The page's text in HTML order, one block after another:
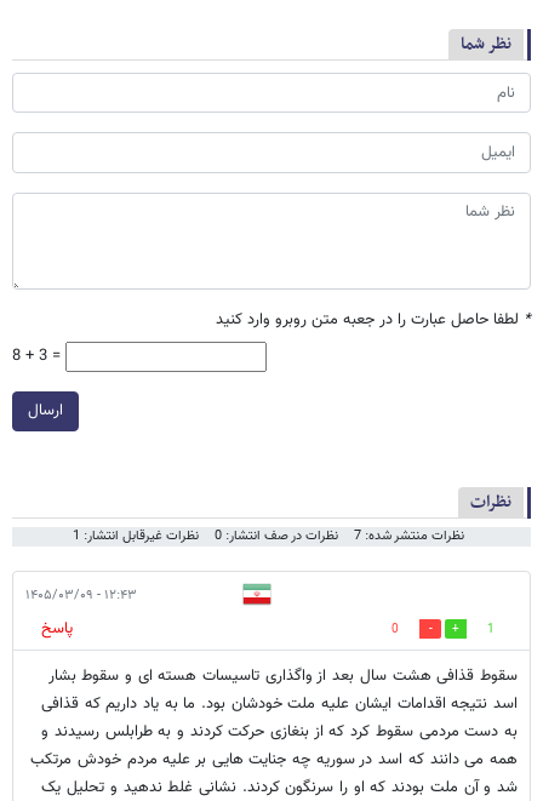
نظر شما
* لطفا حاصل عبارت را در جعبه متن روبرو وارد کنید
8 + 3 =
ارسال
نظرات
نظرات منتشر شده: 7 نظرات در صف انتشار: 0 نظرات غیرقابل انتشار: 1
۱۲:۴۳ - ۱۴۰۵/۰۳/۰۹
1
0
پاسخ
سقوط قذافی هشت سال بعد از واگذاری تاسیسات هسته ای و سقوط بشار
اسد نتیجه اقدامات ایشان علیه ملت خودشان بود. ما به یاد داریم که قذافی
به دست مردمی سقوط کرد که از بنغازی حرکت کردند و به طرابلس رسیدند و
همه می دانند که اسد در سوریه چه جنایت هایی بر علیه مردم خودش مرتکب
شد و آن ملت بودند که او را سرنگون کردند. نشانی غلط ندهید و تحلیل یک